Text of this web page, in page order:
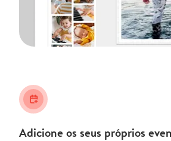
calendar_plus
Adicione os seus próprios